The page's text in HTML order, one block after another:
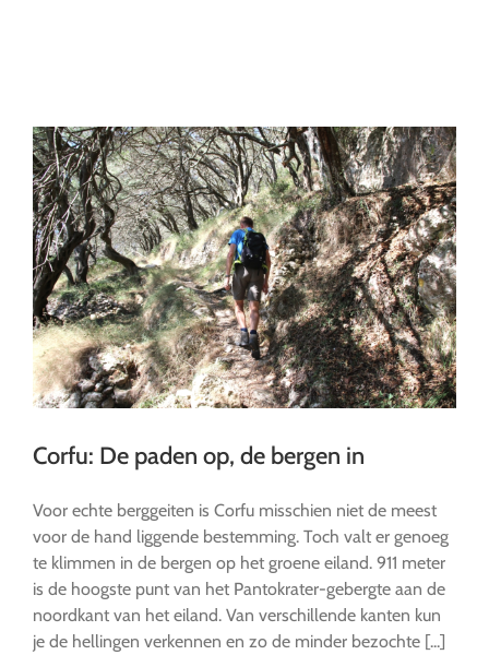
Corfu: De paden op, de bergen in
Voor echte berggeiten is Corfu misschien niet de meest
voor de hand liggende bestemming. Toch valt er genoeg
te klimmen in de bergen op het groene eiland. 911 meter
is de hoogste punt van het Pantokrater-gebergte aan de
noordkant van het eiland. Van verschillende kanten kun
je de hellingen verkennen en zo de minder bezochte [...]